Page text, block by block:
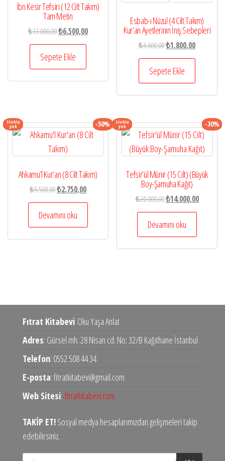
İbn Kesir Tefsiri (12 Cilt Takım)
Tam Metin
₺13.000,00Orijinal
fiyat:
₺13.000,00.
₺6.500,00Şu
Sepete Ekle
Esbab-ı Nüzul (4 Cilt Takım)
Kur’an Ayetlerinin İniş Sebepleri
₺3.600,00Orijinal
fiyat:
₺3.600,00.
₺1.800,00Şu
andaki
₺1.800,00.
Sepete Ekle
Stokta
yok -50%
Ahkamu’l Kur’an (8 Cilt Takım)
₺5.500,00Orijinal
fiyat:
₺5.500,00.
₺2.750,00Şu
andaki
₺2.750,00.
Devamını oku
Stokta
yok -30%
Tefsir’ül Münir (15 Cilt) (Büyük
Boy-Şamuha Kağıt)
₺20.000,00Orijinal
fiyat:
₺20.000,00.
₺14.000,00Şu
Devamını oku
Fıtrat Kitabevi Oku Yaşa Anlat
Adres: Gürsel mh. 28 Nisan cd. No: 32/B Kağıthane İstanbul
Telefon: 0552 508 44 34
E-posta: fitratkitabevi@gmail.com
Web Sitesi: fitratkitabevi.com
TAKİP ET!Sosyal medya hesaplarımızdan gelişmeleri takip
edebilirsiniz.
Products